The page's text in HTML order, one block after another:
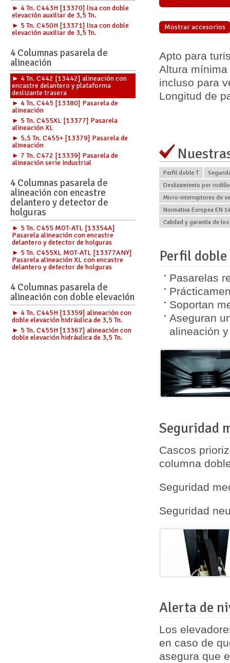
► 4 Tn. C443H [13370] lisa con doble
elevación auxiliar de 3,5 Tn.
► 5 Tn. C450H [13371] lisa con doble
elevación auxiliar de 3,5 Tn.
4 Columnas pasarela de
alineación
► 4 Tn. C442 [13442] alineación con
encastre delantero y plataforma
deslizante trasera
► 4 Tn. C445 [13380] Pasarela de
alineación
► 5 Tn. C455XL [13377] Pasarela
alineación XL
► 5,5 Tn. C455+ [13379] Pasarela de
alineación
► 7 Tn. C472 [13339] Pasarela de
alineación serie Industrial
4 Columnas pasarela de
alineación con encastre
delantero y detector de
holguras
► 5 Tn. C455 MOT-ATL [13354A]
Pasarela alineación con encastre
delantero y detector de holguras
► 5 Tn. C455XL MOT-ATL [13377ANY]
Pasarela alineación XL con encastre
delantero y detector de holguras
4 Columnas pasarela de
alineación con doble elevación
► 4 Tn. C445H [13359] alineación con
doble elevación hidráulica de 3,5 Tn.
► 5 Tn. C455H [13367] alineación con
doble elevación hidráulica de 3,5 Tn.
Mostrar accesorios
Apto para
Altura
incluso para
Longitud de
Perfil doble T
Deslizamiento por
Micro-interruptores de
Normativa Europea EN
Calidad y garantía de
Perfil doble
Pasarelas
Soportan
Aseguran
alineación
Seguridad
Cascos
columna
Seguridad
Seguridad
Alerta de
Los
en caso de
asegura que